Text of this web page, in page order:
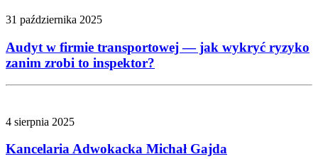
31 października 2025
Audyt w firmie transportowej — jak wykryć ryzyko
zanim zrobi to inspektor?
4 sierpnia 2025
Kancelaria Adwokacka Michał Gajda